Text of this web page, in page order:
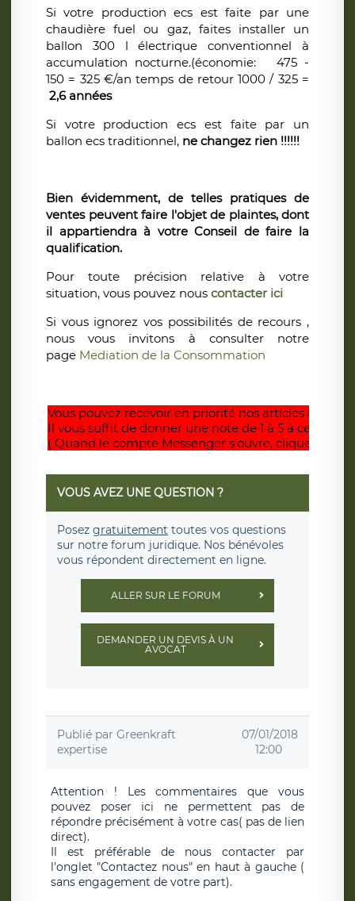
Si votre production ecs est faite par une
chaudière fuel ou gaz, faites installer un
ballon 300 l électrique conventionnel à
accumulation nocturne.(économie: 475 -
150 = 325 €/an temps de retour 1000 / 325 =
2,6 années
Si votre production ecs est faite par un
ballon ecs traditionnel, ne changez rien !!!!!!
​Bien évidemment, de telles pratiques de
ventes peuvent faire l'objet de plaintes, dont
il appartiendra à votre Conseil de faire la
qualification.
Pour toute précision relative à votre
situation, vous pouvez nous contacter ici
Si vous ignorez vos possibilités de recours ,
nous vous invitons à consulter notre
page Mediation de la Consommation
Vous pouvez recevoir en priorité nos articles dès
Il vous suffit de donner une note de 1 à 5 à cet
( Quand le compte Messenger s'ouvre, cliquez sur
VOUS AVEZ UNE QUESTION ?
Posez gratuitement toutes vos questions
sur notre forum juridique. Nos bénévoles
vous répondent directement en ligne.
ALLER SUR LE FORUM
DEMANDER UN DEVIS À UN
AVOCAT
Publié par Greenkraft
expertise
07/01/2018
12:00
Attention ! Les commentaires que vous
pouvez poser ici ne permettent pas de
répondre précisément à votre cas( pas de lien
direct).
Il est préférable de nous contacter par
l'onglet "Contactez nous" en haut à gauche (
sans engagement de votre part).